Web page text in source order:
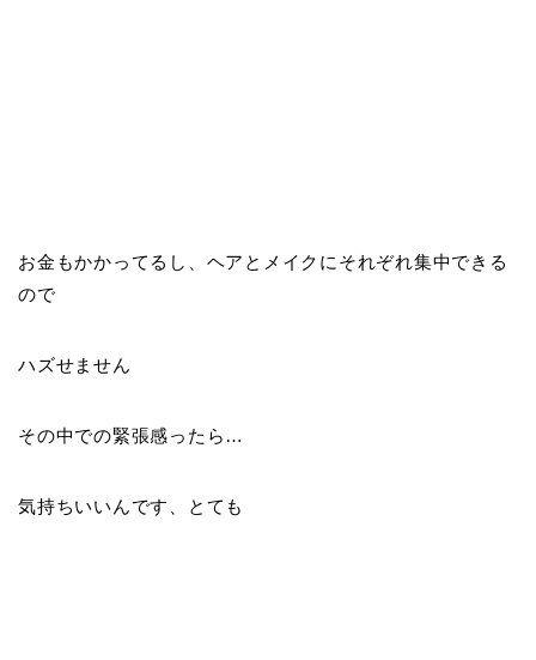
お金もかかってるし、ヘアとメイクにそれぞれ集中できる
ので
ハズせません
その中での緊張感ったら…
気持ちいいんです、とても